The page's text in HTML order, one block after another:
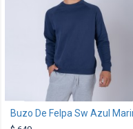
Premium cuentan
de los cuales dos
organizar tu ropa
tus
Camiseta Básica PolyCotton Azul francia
Buzo De Felpa Sw Azul